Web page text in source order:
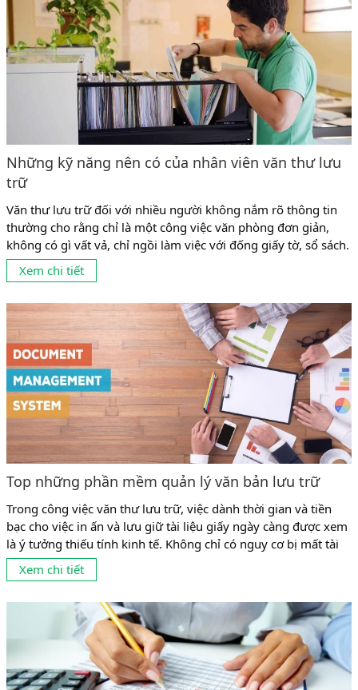
Những kỹ năng nên có của nhân viên văn thư lưu
trữ
Văn thư lưu trữ đối với nhiều người không nắm rõ thông tin
thường cho rằng chỉ là một công việc văn phòng đơn giản,
không có gì vất vả, chỉ ngồi làm việc với đống giấy tờ, sổ sách.
Sự thực, dưới sự phát triển của kinh tế và các loại hình dịch vụ,
văn thư lưu trữ ở nhiều...
Xem chi tiết
Top những phần mềm quản lý văn bản lưu trữ
Trong công việc văn thư lưu trữ, việc dành thời gian và tiền
bạc cho việc in ấn và lưu giữ tài liệu giấy ngày càng được xem
là ý tưởng thiếu tính kinh tế. Không chỉ có nguy cơ bị mất tài
liệu và bị hư hỏng, mà còn phải giữ chúng trong đống hồ sơ
giấy tờ khổng...
Xem chi tiết